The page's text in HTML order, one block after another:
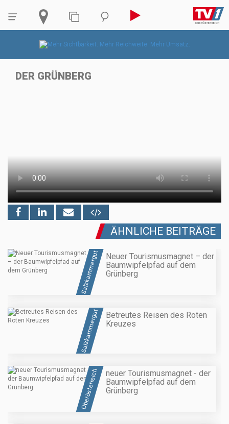
DER GRÜNBERG
ÄHNLICHE BEITRÄGE
Salzkammergut
Neuer Tourismusmagnet – der
Baumwipfelpfad auf dem
Grünberg
Salzkammergut
Betreutes Reisen des Roten
Kreuzes
Oberösterreich
neuer Tourismusmagnet - der
Baumwipfelpfad auf dem
Grünberg